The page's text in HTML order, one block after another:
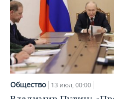
Общество 13 июл, 00:00